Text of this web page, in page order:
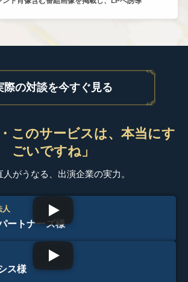
際の対談を今すぐ見る
このサービスは、本当にす
ごいですね」
人がうなる、出演企業の実力。
ートナーズ様
ス様